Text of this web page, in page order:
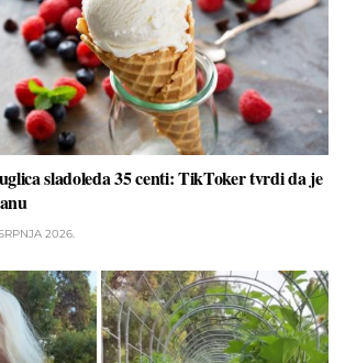
sladoleda 35 centi: TikToker tvrdi da je
2026.